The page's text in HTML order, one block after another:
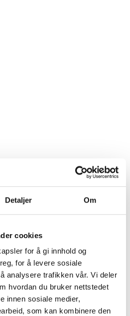
Detaljer Om
cookies
for å gi innhold og
for å levere sosiale
analysere trafikken vår. Vi deler
hvordan du bruker nettstedet
innen sosiale medier,
som kan kombinere den